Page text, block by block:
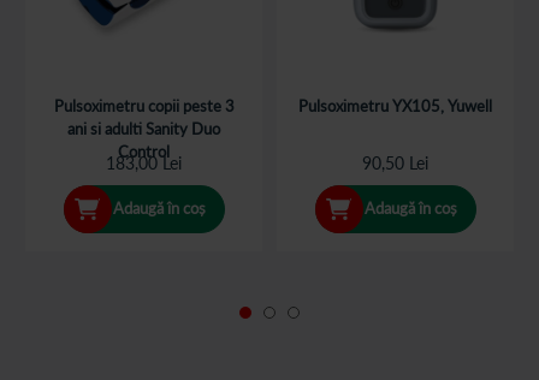
Pulsoximetru copii peste 3
ani si adulti Sanity Duo
Control
183,00 Lei
Adaugă în coș
Pulsoximetru YX105, Yuwell
90,50 Lei
Adaugă în coș